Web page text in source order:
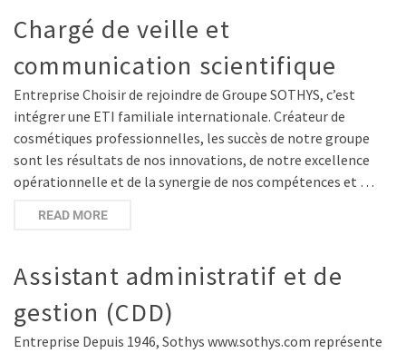
Chargé de veille et
communication scientifique
Entreprise Choisir de rejoindre de Groupe SOTHYS, c’est
intégrer une ETI familiale internationale. Créateur de
cosmétiques professionnelles, les succès de notre groupe
sont les résultats de nos innovations, de notre excellence
opérationnelle et de la synergie de nos compétences et …
READ MORE
Assistant administratif et de
gestion (CDD)
Entreprise Depuis 1946, Sothys www.sothys.com représente